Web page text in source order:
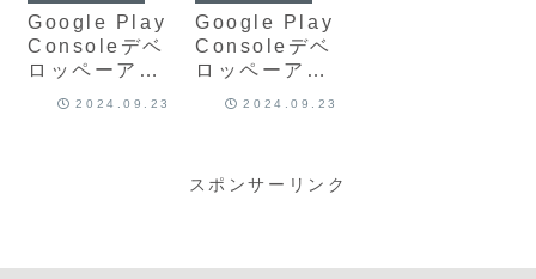
Google Play
Consoleデベ
ロッペーアカ
ウントの確認
2024.09.23
Google Play
Consoleデベ
ロッペーアカ
ウントの確認
2024.09.23
スポンサーリンク